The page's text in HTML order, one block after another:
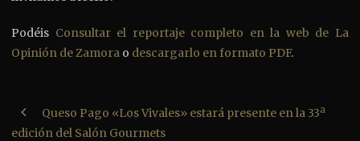
Podéis Consultar el reportaje completo en la web de La
Opinión de Zamora o descargarlo en formato PDF.
Queso Pago «Los Vivales» estará presente en la 33ª
edición del Salón Gourmets